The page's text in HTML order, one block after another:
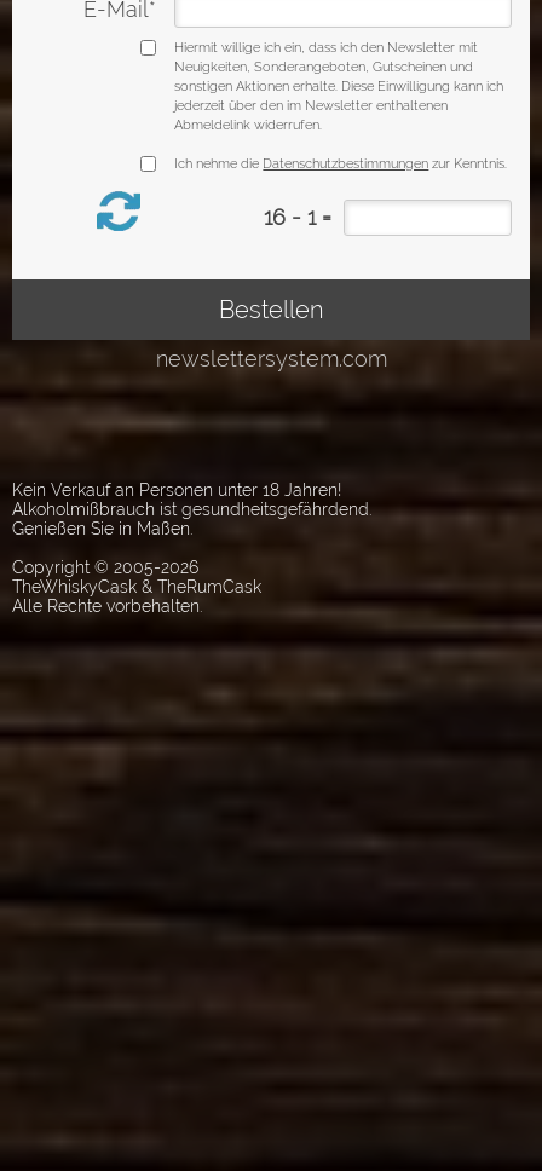
Kein Verkauf an Personen unter 18 Jahren!
Alkoholmißbrauch ist gesundheitsgefährdend.
Genießen Sie in Maßen.
Copyright © 2005-2026
TheWhiskyCask & TheRumCask
Alle Rechte vorbehalten.